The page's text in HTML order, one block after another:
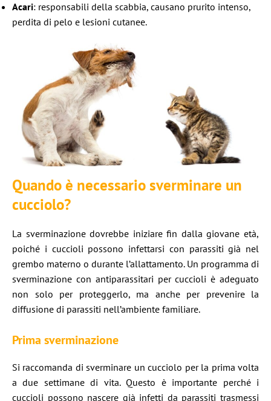
Acari: responsabili della scabbia, causano prurito intenso,
perdita di pelo e lesioni cutanee.​
Quando è necessario sverminare un
cucciolo?
La sverminazione dovrebbe iniziare fin dalla giovane età,
poiché i cuccioli possono infettarsi con parassiti già nel
grembo materno o durante l’allattamento. Un programma di
sverminazione con antiparassitari per cuccioli è adeguato
non solo per proteggerlo, ma anche per prevenire la
diffusione di parassiti nell’ambiente familiare.​
Prima sverminazione
Si raccomanda di sverminare un cucciolo per la prima volta
a due settimane di vita. Questo è importante perché i
cuccioli possono nascere già infetti da parassiti trasmessi